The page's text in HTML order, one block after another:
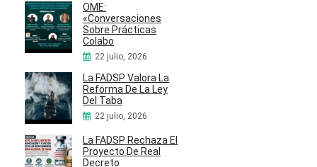
OME:
«Conversaciones
Sobre Prácticas
Colabo
22 julio, 2026
La FADSP Valora La
Reforma De La Ley
Del Taba
22 julio, 2026
La FADSP Rechaza El
Proyecto De Real
Decreto